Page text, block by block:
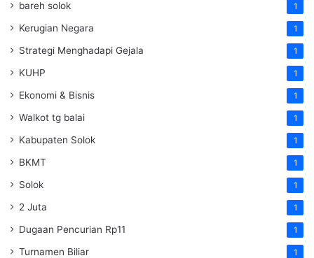
bareh solok 1
Kerugian Negara 1
Strategi Menghadapi Gejala 1
KUHP 1
Ekonomi & Bisnis 1
Walkot tg balai 1
Kabupaten Solok 1
BKMT 1
Solok 1
2 Juta 1
Dugaan Pencurian Rp11 1
Turnamen Biliar 1